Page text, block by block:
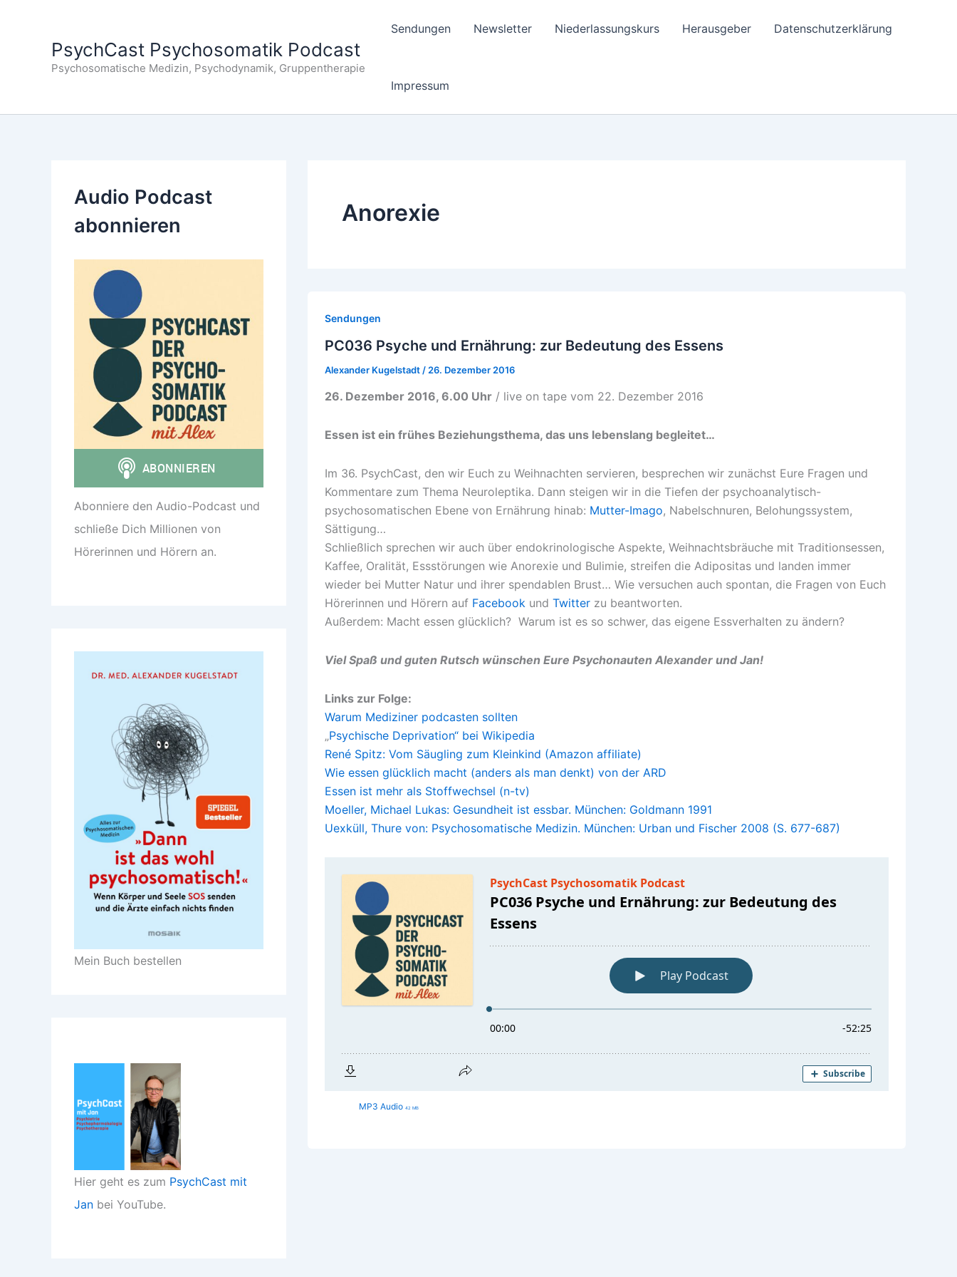
PsychCast Psychosomatik Podcast
Psychosomatische Medizin, Psychodynamik, Gruppentherapie
Sendungen Newsletter Niederlassungskurs Herausgeber Datenschutzerklärung
Impressum
Audio Podcast
abonnieren
Abonniere den Audio-Podcast und
schließe Dich Millionen von
Hörerinnen und Hörern an.
Mein Buch bestellen
Hier geht es zum PsychCast mit
Jan bei YouTube.
Anorexie
Sendungen
PC036 Psyche und Ernährung: zur Bedeutung des Essens
Alexander Kugelstadt / 26. Dezember 2016
26. Dezember 2016, 6.00 Uhr / live on tape vom 22. Dezember 2016
Essen ist ein frühes Beziehungsthema, das uns lebenslang begleitet…
Im 36. PsychCast, den wir Euch zu Weihnachten servieren, besprechen wir zunächst Eure Fragen und
Kommentare zum Thema Neuroleptika. Dann steigen wir in die Tiefen der psychoanalytisch-
psychosomatischen Ebene von Ernährung hinab: Mutter-Imago, Nabelschnuren, Belohungssystem,
Sättigung…
Schließlich sprechen wir auch über endokrinologische Aspekte, Weihnachtsbräuche mit Traditionsessen,
Kaffee, Oralität, Essstörungen wie Anorexie und Bulimie, streifen die Adipositas und landen immer
wieder bei Mutter Natur und ihrer spendablen Brust… Wie versuchen auch spontan, die Fragen von Euch
Hörerinnen und Hörern auf Facebook und Twitter zu beantworten.
Außerdem: Macht essen glücklich? Warum ist es so schwer, das eigene Essverhalten zu ändern?
Viel Spaß und guten Rutsch wünschen Eure Psychonauten Alexander und Jan!
Links zur Folge:
Warum Mediziner podcasten sollten
„Psychische Deprivation“ bei Wikipedia
René Spitz: Vom Säugling zum Kleinkind (Amazon affiliate)
Wie essen glücklich macht (anders als man denkt) von der ARD
Essen ist mehr als Stoffwechsel (n-tv)
Moeller, Michael Lukas: Gesundheit ist essbar. München: Goldmann 1991
Uexküll, Thure von: Psychosomatische Medizin. München: Urban und Fischer 2008 (S. 677-687)
MP3 Audio 42 MB